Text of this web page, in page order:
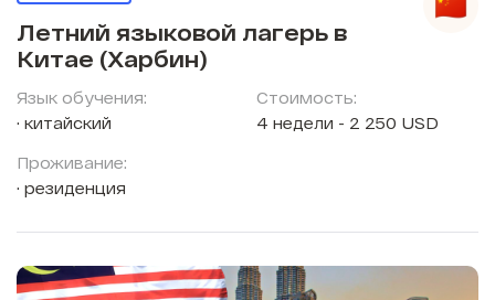
Летний языковой лагерь в
Китае (Харбин)
Язык обучения:
китайский
Проживание:
резиденция
Стоимость:
4 недели - 2 250 USD